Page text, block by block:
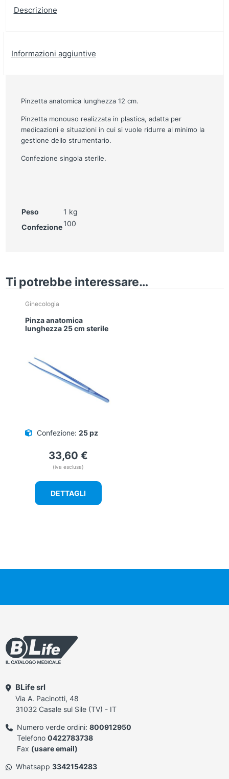
Descrizione
Informazioni aggiuntive
Pinzetta anatomica lunghezza 12 cm.
Pinzetta monouso realizzata in plastica, adatta per
medicazioni e situazioni in cui si vuole ridurre al minimo la
gestione dello strumentario.
Confezione singola sterile.
Peso
1 kg
Confezione 100
Ti potrebbe interessare…
Ginecologia
Pinza anatomica
lunghezza 25 cm sterile
Confezione: 25 pz
33,60 €
(iva esclusa)
DETTAGLI
BLife srl
Via A. Pacinotti, 48
31032 Casale sul Sile (TV) - IT
Numero verde ordini: 800912950
Telefono 0422783738
Fax (usare email)
Whatsapp 3342154283